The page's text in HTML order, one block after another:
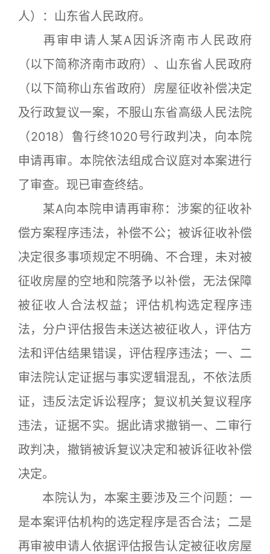
人）：山东省人民政府。
再审申请人某A因诉济南市人民政府
（以下简称济南市政府）、山东省人民政府
（以下简称山东省政府）房屋征收补偿决定
及行政复议一案，不服山东省高级人民法院
（2018）鲁行终1020号行政判决，向本院
申请再审。本院依法组成合议庭对本案进行
了审查。现已审查终结。
某A向本院申请再审称：涉案的征收补
偿方案程序违法，补偿不公；被诉征收补偿
决定很多事项规定不明确、不合理，未对被
征收房屋的空地和院落予以补偿，无法保障
被征收人合法权益；评估机构选定程序违
法，分户评估报告未送达被征收人，评估方
法和评估结果错误，评估程序违法；一、二
审法院认定证据与事实逻辑混乱，不依法质
证，违反法定诉讼程序；复议机关复议程序
违法，证据不实。据此请求撤销一、二审行
政判决，撤销被诉复议决定和被诉征收补偿
决定。
本院认为，本案主要涉及三个问题：一
是本案评估机构的选定程序是否合法；二是
再审被申请人依据评估报告认定被征收房屋